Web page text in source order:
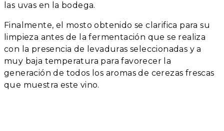
las uvas en la bodega.
Finalmente, el mosto obtenido se clarifica para su
limpieza antes de la fermentación que se realiza
con la presencia de levaduras seleccionadas y a
muy baja temperatura para favorecer la
generación de todos los aromas de cerezas frescas
que muestra este vino.